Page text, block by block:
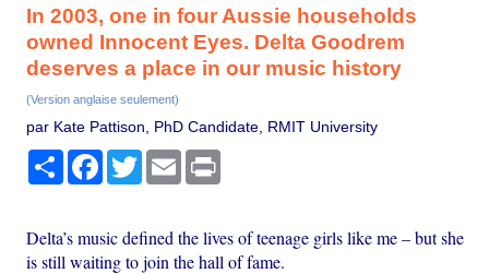
In 2003, one in four Aussie households
owned Innocent Eyes. Delta Goodrem
deserves a place in our music history
(Version anglaise seulement)
par Kate Pattison, PhD Candidate, RMIT University
PartagerFacebook
TwitterEmail
Delta’s music defined the lives of teenage girls like me – but she
is still waiting to join the hall of fame.